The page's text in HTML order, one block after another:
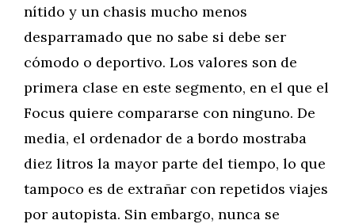
nítido y un chasis mucho menos
desparramado que no sabe si debe ser
cómodo o deportivo. Los valores son de
primera clase en este segmento, en el que el
Focus quiere compararse con ninguno. De
media, el ordenador de a bordo mostraba
diez litros la mayor parte del tiempo, lo que
tampoco es de extrañar con repetidos viajes
por autopista. Sin embargo, nunca se